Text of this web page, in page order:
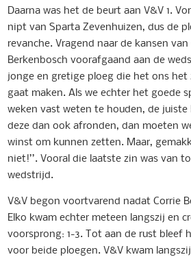
Daarna was het de beurt aan V&V 1.
nipt van Sparta Zevenhuizen, dus de
revanche. Vragend naar de kansen
Berkenbosch voorafgaand aan de
jonge en gretige ploeg die het ons
gaat maken. Als we echter het goede
weken vast weten te houden, de juiste
deze dan ook afronden, dan moeten
winst om kunnen zetten. Maar,
niet!’’. Vooral die laatste zin was van
wedstrijd.
V&V begon voortvarend nadat Corrie
Elko kwam echter meteen langszij en
voorsprong: 1-3. Tot aan de rust bleef
voor beide ploegen. V&V kwam